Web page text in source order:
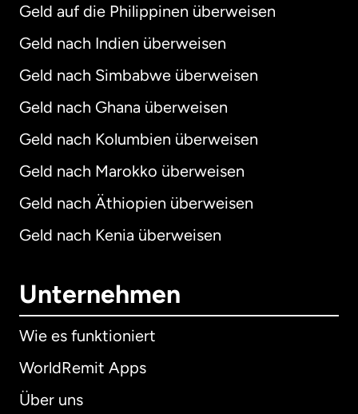
Geld auf die Philippinen überweisen
Geld nach Indien überweisen
Geld nach Simbabwe überweisen
Geld nach Ghana überweisen
Geld nach Kolumbien überweisen
Geld nach Marokko überweisen
Geld nach Äthiopien überweisen
Geld nach Kenia überweisen
Unternehmen
Wie es funktioniert
WorldRemit Apps
Über uns